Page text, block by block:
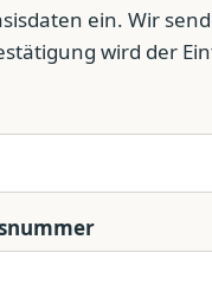
ein. Wir
wird der